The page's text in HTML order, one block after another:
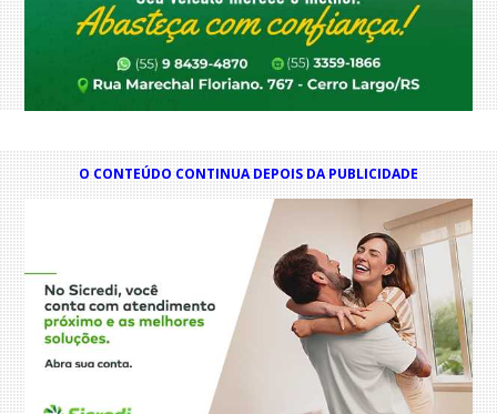
O CONTEÚDO CONTINUA DEPOIS DA PUBLICIDADE